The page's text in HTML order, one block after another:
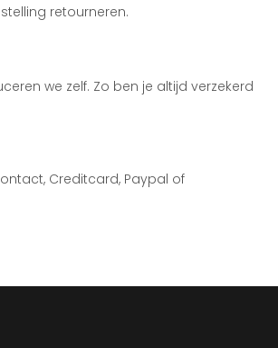
retourneren.
we zelf. Zo ben je altijd verzekerd
Creditcard, Paypal of